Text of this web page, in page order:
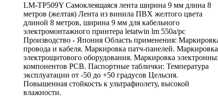
LM-TP509Y Самоклеящаяся лента ширина 9 мм длина 8
метров (желтая) Лента из винила ПВХ желтого цвета
длиной 8 метров, ширина 9 мм для кабельного
электромонтажного принтера letatwin lm 550a/pc
Производство - Япония Область применения:
провода и кабеля. Маркировка патч-панелей. Маркировка
электрощитового оборудования. Маркировка
компонентов РСВ. Паспортные таблички: Температура
эксплуатации от -50 до +50 градусов Цельсия.
Повышенная стойкость к ультрафиолету, высокой
влажности.